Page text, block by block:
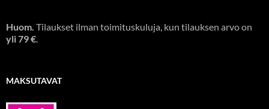
Huom. Tilaukset ilman toimituskuluja, kun tilauksen arvo on
yli 79 €
MAKSUTAVAT